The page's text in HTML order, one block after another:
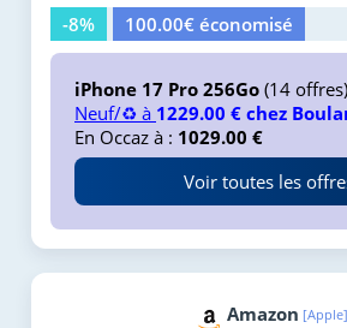
-8%
100.00€ économisé
iPhone 17 Pro 256Go (14 offres)
Neuf/♻️ à 1229.00 € chez
En Occaz à : 1029.00 €
Voir toutes les
Amazon [Apple]